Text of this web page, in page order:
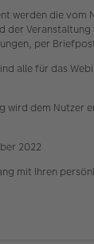
werden die vom
der
per
alle für das
wird dem Nutzer
2022
mit Ihren